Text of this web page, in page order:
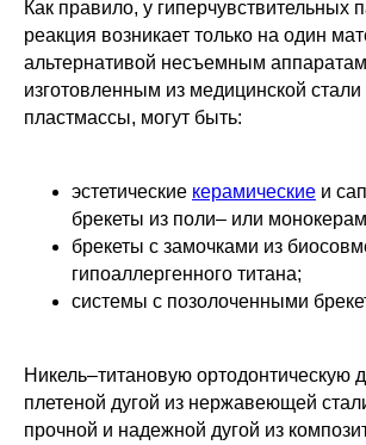
Как правило, у гиперчувствительных
реакция возникает только на один
альтернативой несъемным
изготовленным из медицинской стали
пластмассы, могут быть:
эстетические керамические и
брекеты из поли– или
брекеты с замочками из
гипоаллергенного титана;
системы с позолоченными
Никель–титановую ортодонтическую
плетеной дугой из нержавеющей
прочной и надежной дугой из